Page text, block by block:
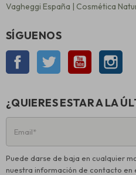
Vagheggi España | Cosmética
SÍGUENOS
Facebook Twitter YouTube
¿QUIERES ESTAR A LA
Puede darse de baja en cualquier
nuestra información de contacto en